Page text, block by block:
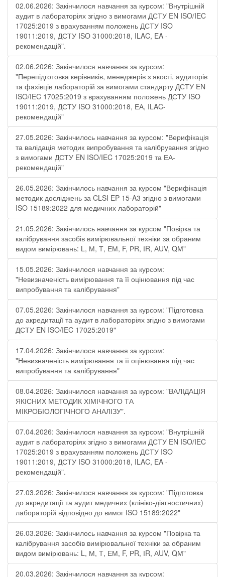
02.06.2026: Закінчилося навчання за курсом: "Внутрішній
аудит в лабораторіях згідно з вимогами ДСТУ EN ISO/IEC
17025:2019 з врахуванням положень ДСТУ ISO
19011:2019, ДСТУ ISO 31000:2018, ILAC, EA -
рекомендацій".
02.06.2026: Закінчилося навчання за курсом:
"Перепідготовка керівників, менеджерів з якості, аудиторів
та фахівців лабораторій за вимогами стандарту ДСТУ EN
ISO/IEC 17025:2019 з врахуванням положень ДСТУ ISO
19011:2019, ДСТУ ISO 31000:2018, ЕА, ILAC-
рекомендацій"
27.05.2026: Закінчилось навчання за курсом: "Верифікація
та валідація методик випробування та калібрування згідно
з вимогами ДСТУ EN ISO/IEC 17025:2019 та ЕА-
рекомендацій"
26.05.2026: Закінчилось навчання за курсом "Верифікація
методик досліджень за CLSI EP 15-A3 згідно з вимогами
ISO 15189:2022 для медичних лабораторій"
21.05.2026: Закінчилось навчання за курсом "Повірка та
калібрування засобів вимірювальної техніки за обраним
видом вимірювань: L, М, Т, ЕМ, F, РR, ІR, АUV, QМ"
15.05.2026: Закінчилося навчання за курсом:
"Невизначеність вимірювання та її оцінювання під час
випробування та калібрування"
07.05.2026: Закінчилося навчання за курсом: "Підготовка
до акредитації та аудит в лабораторіях згідно з вимогами
ДСТУ EN ISO/IEC 17025:2019"
17.04.2026: Закінчилося навчання за курсом:
"Невизначеність вимірювання та її оцінювання під час
випробування та калібрування"
08.04.2026: Закінчилося навчання за курсом: "ВАЛІДАЦІЯ
ЯКІСНИХ МЕТОДИК ХІМІЧНОГО ТА
МІКРОБІОЛОГІЧНОГО АНАЛІЗУ".
07.04.2026: Закінчилося навчання за курсом: "Внутрішній
аудит в лабораторіях згідно з вимогами ДСТУ EN ISO/IEC
17025:2019 з врахуванням положень ДСТУ ISO
19011:2019, ДСТУ ISO 31000:2018, ILAC, EA -
рекомендацій".
27.03.2026: Закінчилося навчання за курсом: "Підготовка
до акредитації та аудит медичних (клініко-діагностичних)
лабораторій відповідно до вимог ISO 15189:2022"
26.03.2026: Закінчилось навчання за курсом "Повірка та
калібрування засобів вимірювальної техніки за обраним
видом вимірювань: L, М, Т, ЕМ, F, РR, ІR, АUV, QМ"
20.03.2026: Закінчилося навчання за курсом: